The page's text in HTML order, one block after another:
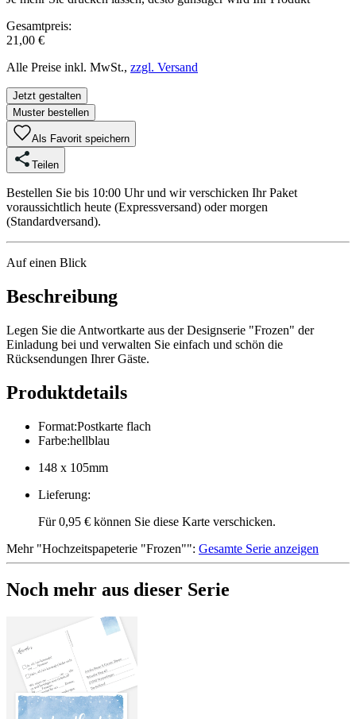
Gesamtpreis:
21,00 €
Alle Preise inkl. MwSt., zzgl. Versand
Jetzt gestalten
Muster bestellen
Als Favorit speichern
Teilen
Bestellen Sie bis 10:00 Uhr und wir verschicken Ihr Paket
voraussichtlich heute (Expressversand) oder morgen
(Standardversand).
Auf einen Blick
Beschreibung
Legen Sie die Antwortkarte aus der Designserie "Frozen" der
Einladung bei und verwalten Sie einfach und schön die
Rücksendungen Ihrer Gäste.
Produktdetails
Format:Postkarte flach
Farbe:hellblau
148 x 105mm
Lieferung:
Für 0,95 € können Sie diese Karte verschicken.
Mehr"Hochzeitspapeterie "Frozen"": Gesamte Serie anzeigen
Noch mehr aus dieser Serie